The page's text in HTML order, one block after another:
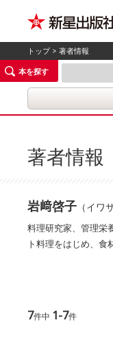
トップ> 著者情報
本を探す
著者情報
岩﨑啓子 （イワ
料理研究家、管理栄
ト料理をはじめ、食
7件中 1-7件